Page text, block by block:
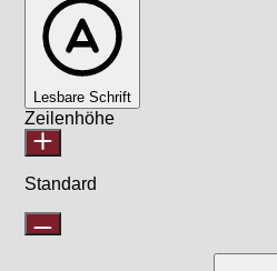
Lesbare Schrift
Zeilenhöhe
Standard